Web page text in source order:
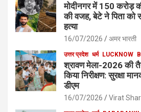
मोदीनगर में 150 करोड़
की वजह, बेटे ने पिता को
हत्या
16/07/2026 अमर भारती
उत्तर प्रदेश धर्म LUCKNOW
श्रावण मेला-2026 की
किया निरीक्षण: सुरक्षा
डीएम
16/07/2026 Virat